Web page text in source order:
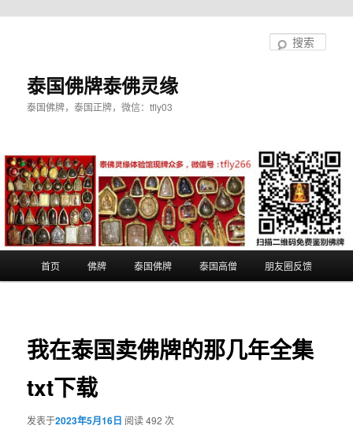
泰国佛牌泰佛灵缘
泰国佛牌，泰国正牌，微信：tfly03
首页 佛牌 泰国佛牌 泰国高僧 朋友圈反馈
我在泰国卖佛牌的那几年全集
txt下载
发表于2023年5月16日 阅读 492 次